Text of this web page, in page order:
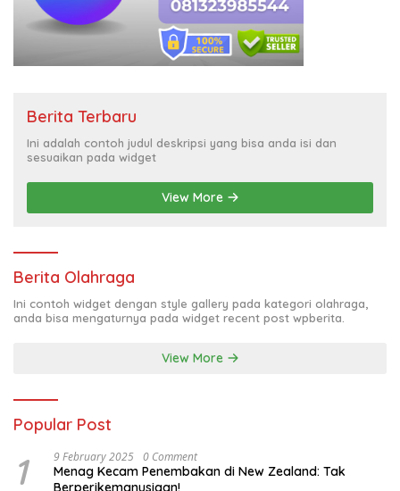
Berita Terbaru
Ini adalah contoh judul deskripsi yang bisa anda isi dan
sesuaikan pada widget
View More
Berita Olahraga
Ini contoh widget dengan style gallery pada kategori olahraga,
anda bisa mengaturnya pada widget recent post wpberita.
View More
Popular Post
1 9 February 2025 0 Comment
Menag Kecam Penembakan di New Zealand: Tak
Berperikemanusiaan!